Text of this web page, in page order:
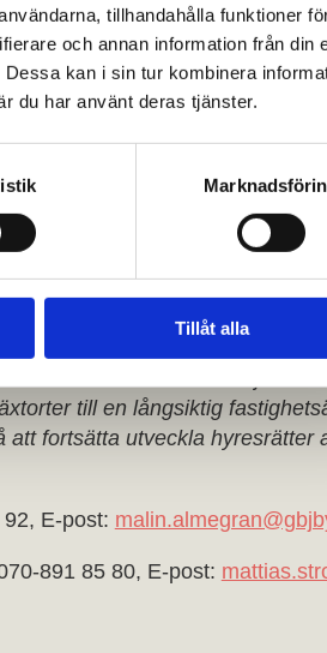
tillhandahålla funktioner
och annan information från din
kan i sin tur kombinera
du har använt deras tjänster.
Tillåt alla
ett bestånd med hyresrätter
AB. Fastighetsbeståndet
000 kvm och återfinns i
fastighetsvärde
transaktionen godkänns på
och attraktiva boendemiljöer är
till en långsiktig
fortsätta utveckla hyresrätter
E-post:
891 85 80, E-post: